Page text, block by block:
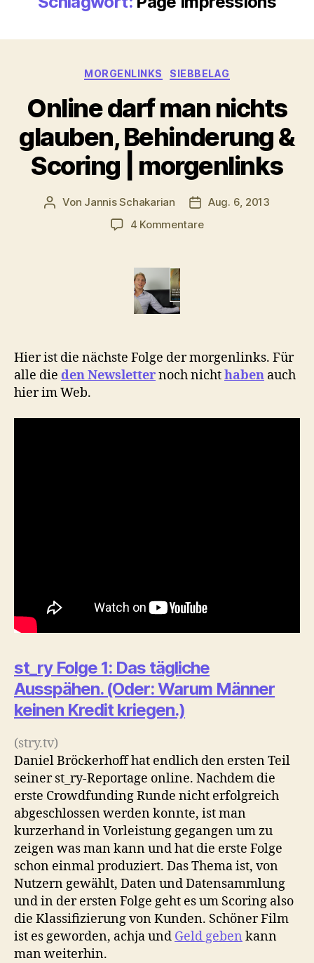
Kategorien
MORGENLINKS SIEBBELAG
Online darf man nichts
glauben, Behinderung &
Scoring | morgenlinks
Beitragsautor
Von Jannis Schakarian
Aug. 6, 2013
4 Kommentarezu
|
morgenlinks
Hier ist die nächste Folge der morgenlinks. Für
alle die denNewsletternoch nichthaben auch
hier im Web.
st_ry Folge 1: Das tägliche
Ausspähen. (Oder: Warum Männer
keinen Kredit kriegen.)
(stry.tv)
Daniel Bröckerhoff hat endlich den ersten Teil
seiner st_ry-Reportage online. Nachdem die
erste Crowdfunding Runde nicht erfolgreich
abgeschlossen werden konnte, ist man
kurzerhand in Vorleistung gegangen um zu
zeigen was man kann und hat die erste Folge
schon einmal produziert. Das Thema ist, von
Nutzern gewählt, Daten und Datensammlung
und in der ersten Folge geht es um Scoring also
die Klassifizierung von Kunden. Schöner Film
ist es geworden, achja und Geld geben kann
man weiterhin.